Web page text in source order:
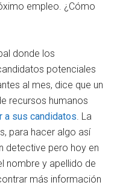
empleo. ¿Cómo
donde los
potenciales
al mes, dice que un
recursos humanos
a sus candidatos. La
para hacer algo así
detective pero hoy en
nombre y apellido de
más información